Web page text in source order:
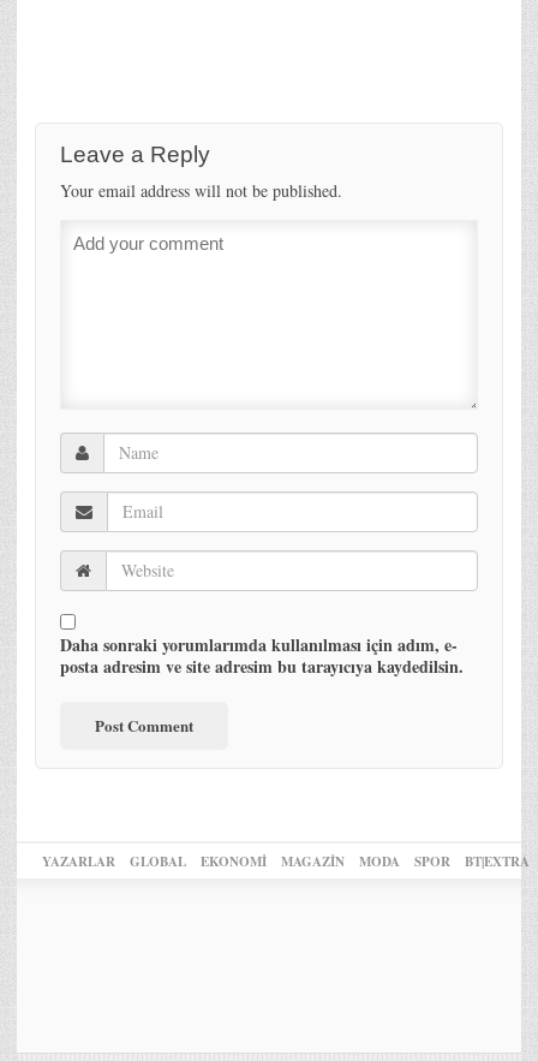
Leave a Reply
Your email address will not be published.
Daha sonraki yorumlarımda kullanılması için adım, e-
posta adresim ve site adresim bu tarayıcıya kaydedilsin.
YAZARLAR GLOBAL EKONOMİ MAGAZİN MODA SPOR BT|EXTRA